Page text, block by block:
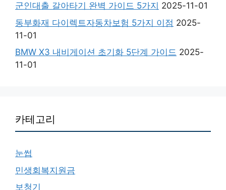
군인대출 갈아타기 완벽 가이드 5가지 2025-11-01
동부화재 다이렉트자동차보험 5가지 이점 2025-
11-01
BMW X3 내비게이션 초기화 5단계 가이드 2025-
11-01
카테고리
눈썹
민생회복지원금
보청기